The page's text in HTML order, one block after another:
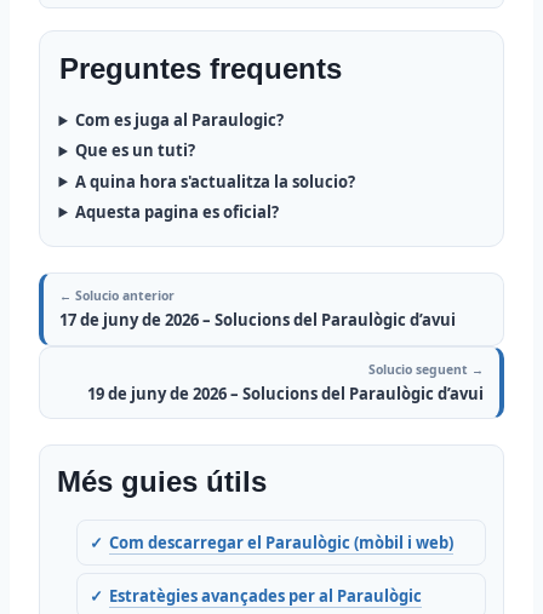
Preguntes frequents
Com es juga al Paraulogic?
Que es un tuti?
A quina hora s'actualitza la solucio?
Aquesta pagina es oficial?
← Solucio anterior
17 de juny de 2026 – Solucions del Paraulògic d’avui
Solucio seguent →
19 de juny de 2026 – Solucions del Paraulògic d’avui
Més guies útils
Com descarregar el Paraulògic (mòbil i web)
Estratègies avançades per al Paraulògic